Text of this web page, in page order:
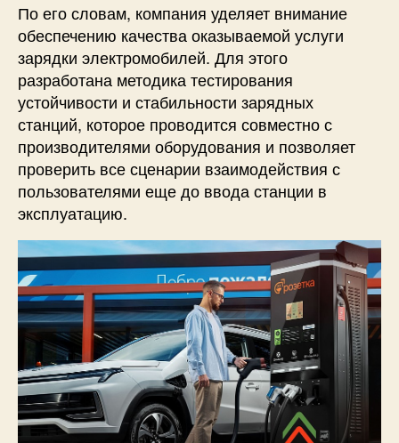
По его словам, компания уделяет внимание
обеспечению качества оказываемой услуги
зарядки электромобилей. Для этого
разработана методика тестирования
устойчивости и стабильности зарядных
станций, которое проводится совместно с
производителями оборудования и позволяет
проверить все сценарии взаимодействия с
пользователями еще до ввода станции в
эксплуатацию.